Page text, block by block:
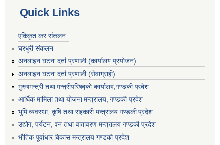
Quick Links
एकिकृत कर संकलन
घरधुरी संकलन
अनलाइन घटना दर्ता प्रणाली (कार्यालय प्रयोजन)
अनलाइन घटना दर्ता प्रणाली (सेवाग्राही)
मुख्यमन्त्री तथा मन्त्रीपरिषद्को कार्यालय,गण्डकी प्रदेश
आर्थिक मामिला तथा योजना मन्त्रालय, गण्डकी प्रदेश
भुमि व्यवस्था, कृषि तथा सहकारी मन्त्रालय गण्डकी प्रदेश
उद्योग, पर्यटन, वन तथा वातावरण मन्त्रालय गण्डकी प्रदेश
भौतिक पूर्वाधार बिकास मन्त्रालय गण्डकी प्रदेश